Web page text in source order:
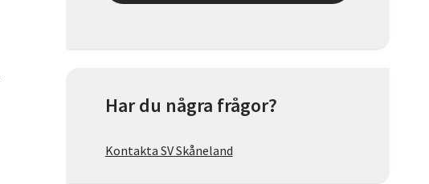
Har du några frågor?
Kontakta SV Skåneland